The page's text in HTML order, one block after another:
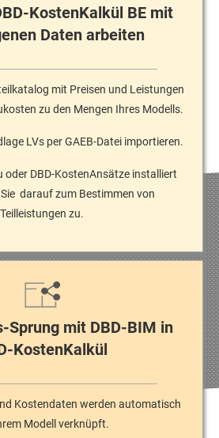
KostenKalkül BE mit
Daten arbeiten
mit Preisen und Leistungen
zu den Mengen Ihres Modells.
LVs per GAEB-Datei importieren.
oder DBD-KostenAnsätze installiert
darauf zum Bestimmen von
Teilleistungen zu.
Sprung mit DBD-BIM in
KostenKalkül
Kostendaten werden automatisch
Modell verknüpft.